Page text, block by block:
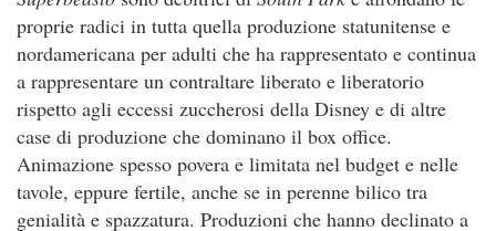
proprie radici in tutta quella produzione statunitense e
nordamericana per adulti che ha rappresentato e continua
a rappresentare un contraltare liberato e liberatorio
rispetto agli eccessi zuccherosi della Disney e di altre
case di produzione che dominano il box office.
Animazione spesso povera e limitata nel budget e nelle
tavole, eppure fertile, anche se in perenne bilico tra
genialità e spazzatura. Produzioni che hanno declinato a